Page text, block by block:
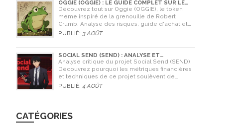
OGGIE (OGGIE) : LE GUIDE COMPLET SUR LE
TOKEN MEME DE LA GRENOUILLE
Découvrez tout sur Oggie (OGGIE), le token
meme inspiré de la grenouille de Robert
Crumb. Analyse des risques, guide d'achat et
comparaison avec Pepe.
PUBLIÉ: 3 AOÛT
SOCIAL SEND (SEND) : ANALYSE ET
AVERTISSEMENTS CRITIQUES POUR 2026
Analyse critique du projet Social Send (SEND).
Découvrez pourquoi les métriques financières
et techniques de ce projet soulèvent de
graves doutes quant à sa légitimité en 2026.
PUBLIÉ: 4 AOÛT
CATÉGORIES